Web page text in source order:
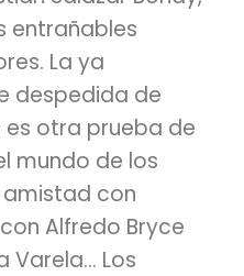
entrañables
La ya
despedida de
es otra prueba de
mundo de los
con
Alfredo Bryce
Varela… Los